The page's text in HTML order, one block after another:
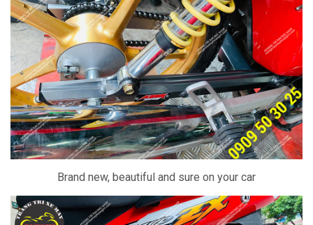
Brand new, beautiful and sure on your car